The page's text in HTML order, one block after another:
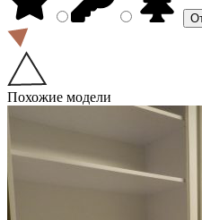
Похожие модели